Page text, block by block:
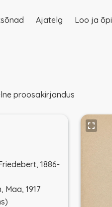
Ajatelg Loo ja õpi
proosakirjandus
1886-
Maa, 1917